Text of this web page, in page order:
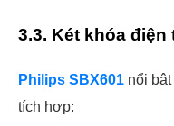
3.3. Két khóa
Philips SBX601 nổi
tích hợp: